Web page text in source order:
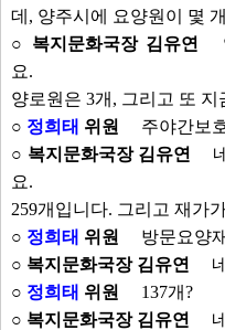
데, 양주시에 요양원이 몇
○ 복지문화국장 김유연
요.
양로원은 3개, 그리고 또 지
○ 정희태 위원
주야간보
○ 복지문화국장 김유연
요.
259개입니다. 그리고 재가
○ 정희태 위원
방문요양
○ 복지문화국장 김유연
○ 정희태 위원
137개?
○ 복지문화국장 김유연